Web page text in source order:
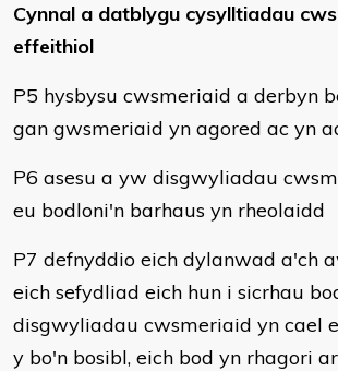
Cynnal a datblygu cysylltiadau
effeithiol
P5 hysbysu cwsmeriaid a derbyn
gan gwsmeriaid yn agored ac yn
P6 asesu a yw disgwyliadau
eu bodloni'n barhaus yn rheolaidd
P7 defnyddio eich dylanwad a'ch
eich sefydliad eich hun i sicrhau
disgwyliadau cwsmeriaid yn cael
y bo'n bosibl, eich bod yn rhagori